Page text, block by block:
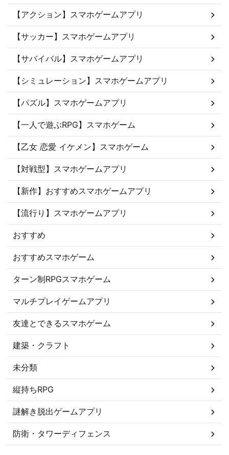
【アクション】スマホゲームアプリ
【サッカー】スマホゲームアプリ
【サバイバル】スマホゲームアプリ
【シミュレーション】スマホゲームアプリ
【パズル】スマホゲームアプリ
【一人で遊ぶRPG】スマホゲーム
【乙女 恋愛 イケメン】スマホゲーム
【対戦型】スマホゲームアプリ
【新作】おすすめスマホゲームアプリ
【流行り】スマホゲームアプリ
おすすめ
おすすめスマホゲーム
ターン制RPGスマホゲーム
マルチプレイゲームアプリ
友達とできるスマホゲーム
建築・クラフト
未分類
縦持ちRPG
謎解き脱出ゲームアプリ
防衛・タワーディフェンス